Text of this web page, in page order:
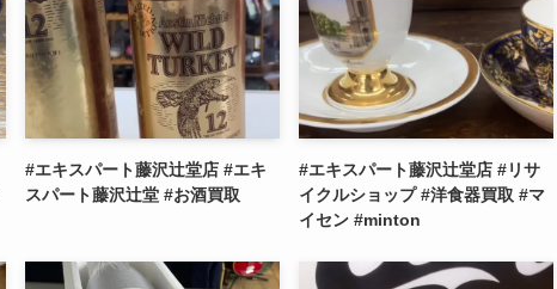
#エキスパート藤沢辻堂店 #エキ
スパート藤沢辻堂 #お酒買取
#エキスパート藤沢辻堂店 #リサ
イクルショップ #洋食器買取 #マ
イセン #minton